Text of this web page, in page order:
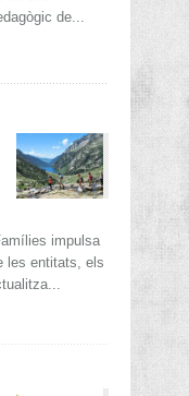
de...
impulsa
les entitats, els